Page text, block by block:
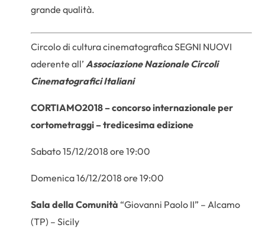
grande qualità.
Circolo di cultura cinematografica SEGNI NUOVI
aderente all’Associazione Nazionale Circoli
Cinematografici Italiani
CORTIAMO2018 – concorso internazionale per
cortometraggi – tredicesima edizione
Sabato 15/12/2018 ore 19:00
Domenica 16/12/2018 ore 19:00
Sala della Comunità “Giovanni Paolo II” – Alcamo
(TP) – Sicily